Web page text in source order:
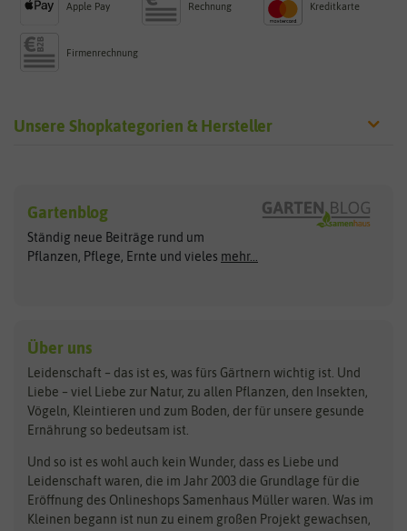
Apple Pay Rechnung Kreditkarte
Firmenrechnung
Unsere Shopkategorien & Hersteller
Exotische Samen
Gemüsesamen
Gründünger
Kräutersamen
Obstsamen
Pilzbrut
Rasensamen
Steckzwiebeln
Zimmer & Kübelpflanzen
Kataloge
Schnäppchen
Arche Noah
ASB Greenworld
Benary
Bingenheimer Saatgut
Bionana
BIOWOL
Blumicorn
Bûten Birds
Clever Pots
COMPO
Dürr-Samen
Feldsaaten Freudenberger
Fertil
Flora Elite
Gartenblog
Ständig neue Beiträge rund um
Pflanzen, Pflege, Ernte und vieles mehr...
Über uns
Leidenschaft – das ist es, was fürs Gärtnern wichtig ist. Und
Liebe – viel Liebe zur Natur, zu allen Pflanzen, den Insekten,
Vögeln, Kleintieren und zum Boden, der für unsere gesunde
Ernährung so bedeutsam ist.
Und so ist es wohl auch kein Wunder, dass es Liebe und
Leidenschaft waren, die im Jahr 2003 die Grundlage für die
Eröffnung des Onlineshops Samenhaus Müller waren. Was im
Kleinen begann ist nun zu einem großen Projekt gewachsen,